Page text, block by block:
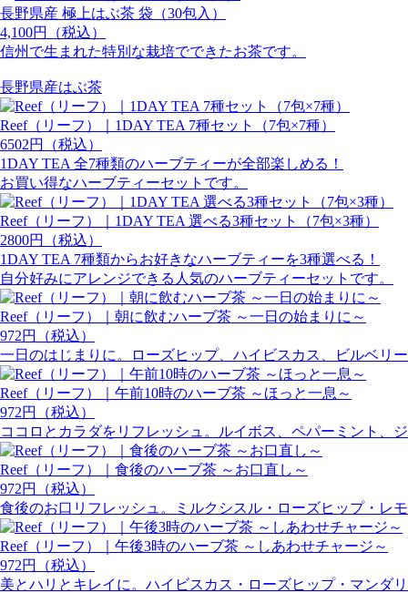
長野県産 極上はぶ茶 袋（30包入）
4,100円（税込）
信州で生まれた特別な栽培でできたお茶です。
長野県産はぶ茶
Reef（リーフ）｜1DAY TEA 7種セット（7包×7種）
6502円（税込）
1DAY TEA 全7種類のハーブティーが全部楽しめる！
お買い得なハーブティーセットです。
Reef（リーフ）｜1DAY TEA 選べる3種セット（7包×3種）
2800円（税込）
1DAY TEA 7種類からお好きなハーブティーを3種選べる！
自分好みにアレンジできる人気のハーブティーセットです。
Reef（リーフ）｜朝に飲むハーブ茶 ～一日の始まりに～
972円（税込）
一日のはじまりに。ローズヒップ、ハイビスカス、ビルベリ
Reef（リーフ）｜午前10時のハーブ茶 ～ほっと一息～
972円（税込）
ココロとカラダをリフレッシュ。ルイボス、ペパーミント、
Reef（リーフ）｜食後のハーブ茶 ～お口直し～
972円（税込）
食後のお口リフレッシュ。ミルクシスル・ローズヒップ・レ
Reef（リーフ）｜午後3時のハーブ茶 ～しあわせチャージ～
972円（税込）
美とハリとキレイに。ハイビスカス・ローズヒップ・マンダ